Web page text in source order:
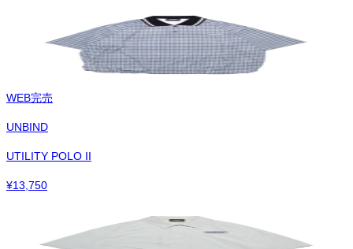
WEB完売
UNBIND
UTILITY POLO II
¥13,750